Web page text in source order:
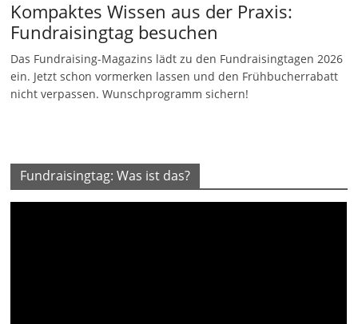
Kompaktes Wissen aus der Praxis:
Fundraisingtag besuchen
Das Fundraising-Magazins lädt zu den Fundraisingtagen 2026
ein. Jetzt schon vormerken lassen und den Frühbucherrabatt
nicht verpassen. Wunschprogramm sichern!
Fundraisingtag: Was ist das?